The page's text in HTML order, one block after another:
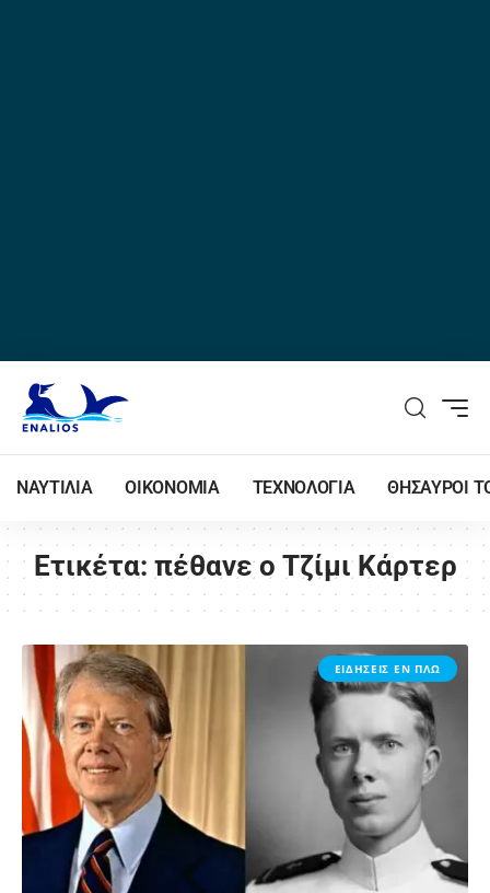
ΝΑΥΤΙΛΙΑ ΟΙΚΟΝΟΜΙΑ ΤΕΧΝΟΛΟΓΙΑ ΘΗΣΑΥΡΟΙ
Ετικέτα: πέθανε ο Τζίμι Κάρτερ
ΕΙΔΗΣΕΙΣ ΕΝ ΠΛΩ